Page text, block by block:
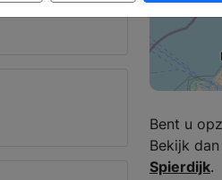
Bent u
Bekijk
Spierdijk.